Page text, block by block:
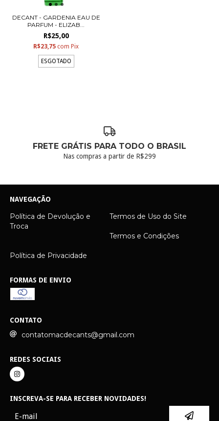
DECANT - GARDENIA EAU DE
PARFUM - ELIZAB...
R$25,00
R$23,75 com Pix
ESGOTADO
FRETE GRÁTIS PARA TODO O BRASIL
Nas compras a partir de R$299
NAVEGAÇÃO
Política de Devolução e
Troca
Termos de Uso do Site
Termos e Condições
Política de Privacidade
FORMAS DE ENVIO
CONTATO
contatomacdecants@gmail.com
REDES SOCIAIS
INSCREVA-SE PARA RECEBER NOVIDADES!